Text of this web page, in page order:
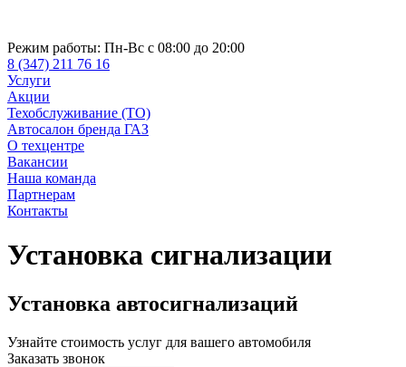
Режим работы: Пн-Вс с 08:00 до 20:00
8 (347) 211 76 16
Услуги
Акции
Техобслуживание (ТО)
Автосалон бренда ГАЗ
О техцентре
Вакансии
Наша команда
Партнерам
Контакты
Установка сигнализации
Установка автосигнализаций
Узнайте стоимость услуг для вашего автомобиля
Заказать звонок